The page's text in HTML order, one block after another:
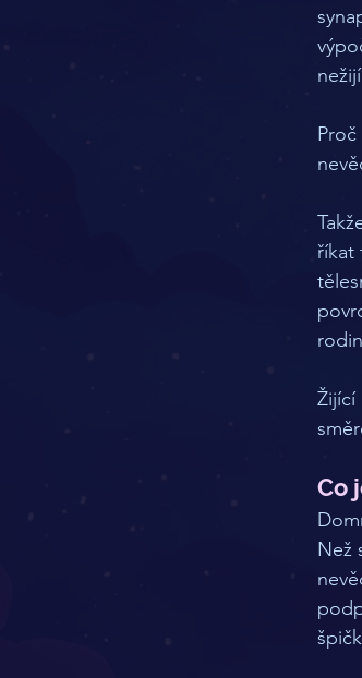
říkat
Žijící
Co
Než